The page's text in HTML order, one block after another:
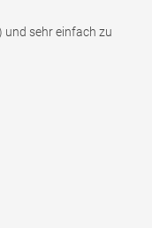
und sehr einfach zu